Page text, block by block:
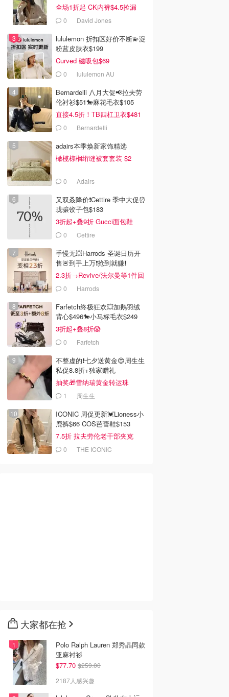
全场1折起 CK内裤$4.5捡漏
0 David Jones
lululemon 折扣区好价不断💫淀
粉蓝皮肤衣$199
Curved 磁吸包$69
0 lululemon AU
Bernardelli 八月大促📢拉夫劳
伦衬衫$51🐎麻花毛衣$105
直接4.5折！TB四杠卫衣$481
0 Bernardelli
adairs本季焕新家饰精选
橄榄棕榈绗缝被套套装 $2
0 Adairs
又双叒降价❗️Cettire 季中大促⏰
珑骧饺子包$183
3折起+叠9折 Gucci面包鞋
$9910 Cettire
手慢无💥Harrods 圣诞日历开
售🚨到手上万❗️抢到就赚❗️
2.3折→Revive/法尔曼等1件回
本！0 Harrods
Farfetch终极狂欢💥加鹅羽绒
背心$496🐎小马标毛衣$249
3折起+叠8折😱
0 Farfetch
不整虚的❗️七夕送黄金😍周生生
私促8.8折+独家赠礼
抽奖🎁雪纳瑞黄金转运珠
1 周生生
ICONIC 周促更新💓Lioness小
鹿裤$66 COS芭蕾鞋$153
7.5折 拉夫劳伦老干部夹克
$4190 THE ICONIC
大家都在抢
Polo Ralph Lauren 郑秀晶同款
亚麻衬衫
$77.70 $259.00
2187人感兴趣